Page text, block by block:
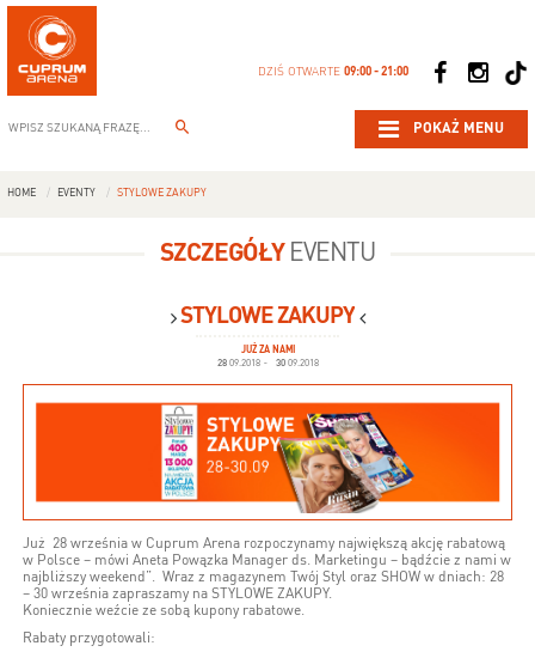
DZIŚ OTWARTE09:00 - 21:00
POKAŻ MENU
HOME EVENTY STYLOWE ZAKUPY
SZCZEGÓŁYEVENTU
STYLOWE ZAKUPY
JUŻ ZA NAMI
2809.2018 - 3009.2018
Już 28 września w Cuprum Arena rozpoczynamy największą akcję rabatową
w Polsce – mówi Aneta Powązka Manager ds. Marketingu – bądźcie z nami w
najbliższy weekend”. Wraz z magazynem Twój Styl oraz SHOW w dniach: 28
– 30 września zapraszamy na STYLOWE ZAKUPY.
Koniecznie weźcie ze sobą kupony rabatowe.
Rabaty przygotowali: